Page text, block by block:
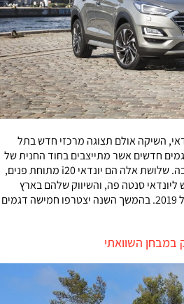
השיקה אולם תצוגה מרכזי חדש בתל
חדשים אשר מתייצבים בחוד החנית של
המותג הקוריאני בשנה הקרובה. שלושת אלה הם יונדאי i20 מתוחת פנים,
ליונדאי סנטה פה, והשיווק שלהם בארץ
יתחיל כבר ברבעון הראשון של 2019. בהמשך השנה יצטרפו חמישה דגמים
במבחן השוואתי